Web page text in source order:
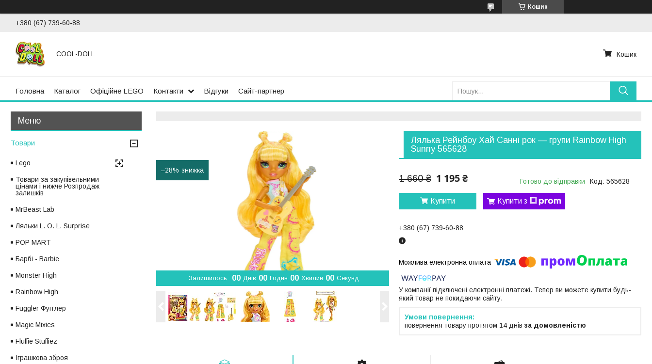
Кошик
+380 (67) 739-60-88
COOL-DOLL Кошик
Головна Каталог Офіційне LEGO Контакти Відгуки Сайт-партнер
–28%
Залишилось 00 Днів 00 Годин 00 Хвилин 00 Секунд
Лялька Рейнбоу Хай Санні рок — групи Rainbow High
Sunny 565628
1 660 ₴ 1 195 ₴ Готово до відправки Код: 565628
Купити Купити з
+380 (67) 739-60-88
У компанії підключені електронні платежі. Тепер ви можете купити будь-
який товар не покидаючи сайту.
повернення товару протягом 14 днів за домовленістю
Товари
Lego
Товари за закупівельними
цінами і нижче Розпродаж
залишків
MrBeast Lab
Ляльки L. O. L. Surprise
POP MART
Барбі - Barbie
Monster High
Rainbow High
Fuggler Фугглер
Magic Mixies
Fluffie Stuffiez
Іграшкова зброя